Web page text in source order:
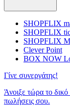
SHOPFLIX
SHOPFLIX
SHOPFLIX
Clever Point
BOX NOW
Γίνε συνεργάτης!
Άνοιξε τώρα το
πωλήσεις σου.